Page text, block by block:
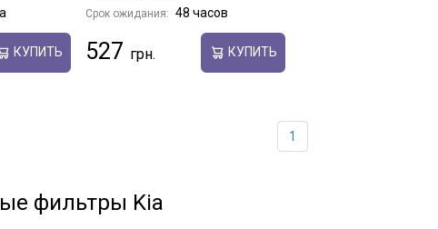
КУПИТЬ
Срок ожидания: 48 часов
527 КУПИТЬ
1
фильтры Kia